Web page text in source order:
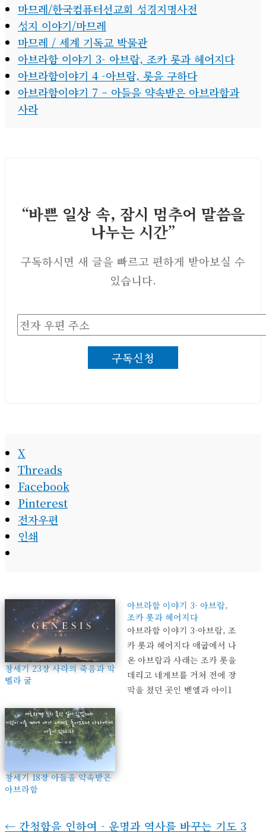
마므레/한국컴퓨터선교회 성경지명사전
성지 이야기/마므레
마므레 / 세계 기독교 박물관
아브라함 이야기 3- 아브람, 조카 롯과 헤어지다
아브라함이야기 4 -아브람, 롯을 구하다
아브라함이야기 7 – 아들을 약속받은 아브라함과
사라
“바쁜 일상 속, 잠시 멈추어 말씀을
나누는 시간”
구독하시면 새 글을 빠르고 편하게 받아보실 수
있습니다.
전
구독신청
X
Threads
Facebook
Pinterest
전자우편
인쇄
창세기 23장 사라의 죽음과 막
벨라 굴
아브라함 이야기 3- 아브람,
조카 롯과 헤어지다
아브라함 이야기 3-아브람, 조
카 롯과 헤어지다 애굽에서 나
온 아브람과 사래는 조카 롯을
데리고 네게브를 거쳐 전에 장
막을 쳤던 곳인 벧엘과 아이1
창세기 18장 아들을 약속받은
아브라함
← 간청함을 인하여 - 운명과 역사를 바꾸는 기도 3